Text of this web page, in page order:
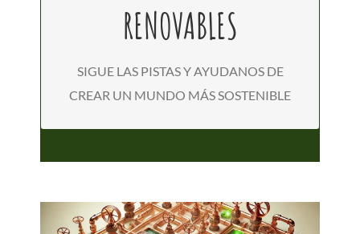
RENOVABLES
SIGUE LAS PISTAS Y AYUDANOS DE
CREAR UN MUNDO MÁS SOSTENIBLE
ENERGIAS PARA ENCENDER LAS
LUCES VERDES